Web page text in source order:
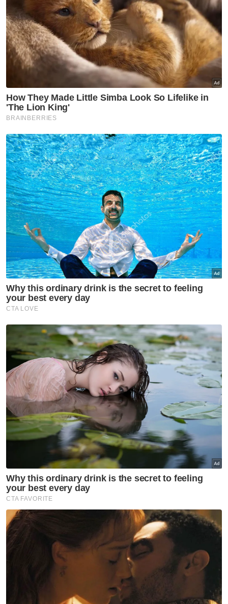
dalam tempoh dua tahun kebelakangan ini
juga dia mengamalkan meminum air zamzam
dengan kerap.
Artikel Berkaitan:
Tindik lidah demi suami: Isteri solehah atau ikut
trend?
Suami isteri selamat daripada 6 das tembakan, Man
Tiger diberkas
Suspek kes bunuh peniaga kedai penyaman udara
“Alhamdulillah saya diizinkan ALLAH tunaikan
ibadah umrah pada 2023 dan 2024, jadi saya
memang amal minum air zamzam sepanjang
berada di Tanah Suci. Air zamzam yang saya
bawa balik pun, saya minum habis dengan
niat agar khasiat yang ALLAH beri dapat
sihatkan badan dan suburkan rahim untuk
hamil.
“Sepanjang musafir saya panjatkan doa
tanpa putus terutamanya di tempat-tempat
mustajab doa di Tanah Suci. Saya juga minta
jemaah lain doakan sama. Kali terakhir saya
balik umrah pada Februari 2024 dan Mei
tahun sama saya mengandung.
Alhamdulillah,” ujarnya.
Ditanya mengenai nama anak pula, Norazlina
memaklumkan, dia dan suami memutuskan
untuk menamakan anak mereka Ahmad
Abdullah Yunus mengambil kira maksud
indah nama tersebit dalam Islam.
"Saya ada dengar ceramah penceramah